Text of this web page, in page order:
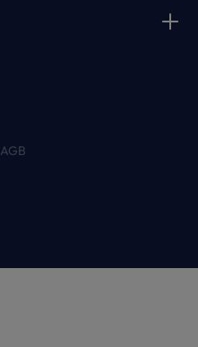
AGB